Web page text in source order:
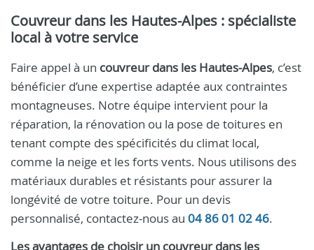
Couvreur dans les Hautes-Alpes : spécialiste
local à votre service
Faire appel à un couvreur dans les Hautes-Alpes, c’est
bénéficier d’une expertise adaptée aux contraintes
montagneuses. Notre équipe intervient pour la
réparation, la rénovation ou la pose de toitures en
tenant compte des spécificités du climat local,
comme la neige et les forts vents. Nous utilisons des
matériaux durables et résistants pour assurer la
longévité de votre toiture. Pour un devis
personnalisé, contactez-nous au 04 86 01 02 46.
Les avantages de choisir un couvreur dans les